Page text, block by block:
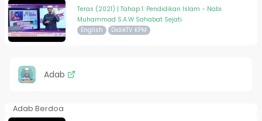
Teras (2021) | Tahap 1: Pendidikan Islam - Nabi
Muhammad S.A.W Sahabat Sejati
English DidikTV KPM
Adab
Adab Berdoa